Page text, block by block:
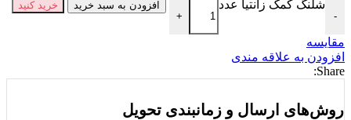
-
شلنگ کمک زانتیا عدد
+
افزودن به سبد خرید خرید کنید
مقايسه
افزودن به علاقه مندی
Share:
روش‌های ارسال و زمانبندی تحویل